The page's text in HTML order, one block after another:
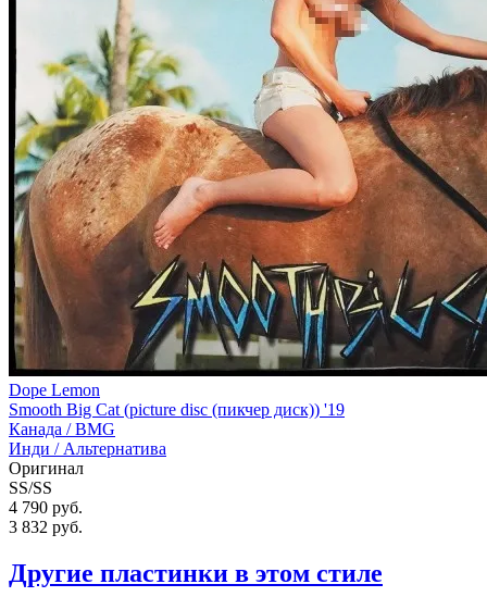
Dope Lemon
Smooth Big Cat (picture disc (пикчер диск)) '19
Канада /BMG
Инди / Альтернатива
Оригинал
SS/SS
4 790 руб.
3 832 руб.
Другие пластинки в этом стиле